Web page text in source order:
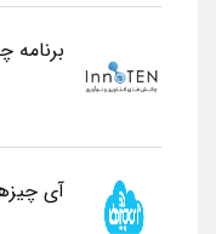
برنامه
آی